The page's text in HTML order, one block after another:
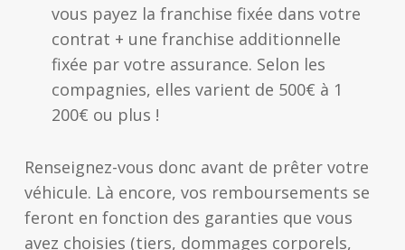
vous payez la franchise fixée dans votre
contrat + une franchise additionnelle
fixée par votre assurance. Selon les
compagnies, elles varient de 500€ à 1
200€ ou plus !
Renseignez-vous donc avant de prêter votre
véhicule. Là encore, vos remboursements se
feront en fonction des garanties que vous
avez choisies (tiers, dommages corporels,